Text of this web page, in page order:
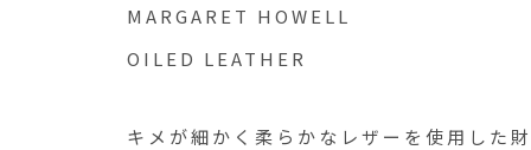
MARGARET HOWELL
OILED LEATHER
キメが細かく柔らかなレザーを使用した財